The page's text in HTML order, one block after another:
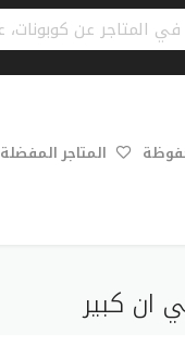
المتاجر المفضلة
كبير